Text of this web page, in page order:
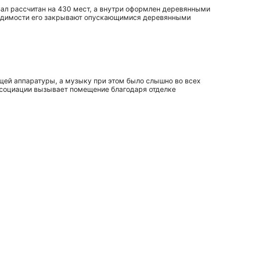
рассчитан на 430 мест, а внутри оформлен деревянными
его закрывают опускающимися деревянными
аппаратуры, а музыку при этом было слышно во всех
вызывает помещение благодаря отделке